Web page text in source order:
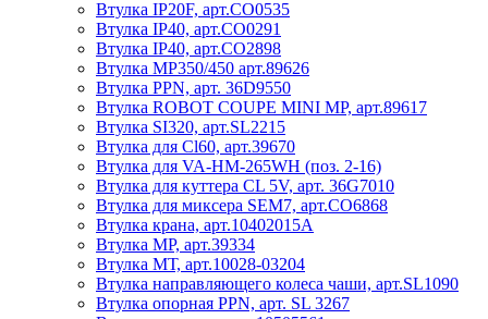
Втулка IP20F, арт.CO0535
Втулка IP40, арт.CO0291
Втулка IP40, арт.CO2898
Втулка MP350/450 арт.89626
Втулка PPN, арт. 36D9550
Втулка ROBOT COUPE MINI MP, арт.89617
Втулка SI320, арт.SL2215
Втулка для Cl60, арт.39670
Втулка для VA-HM-265WH (поз. 2-16)
Втулка для куттера CL 5V, арт. 36G7010
Втулка для миксера SEM7, арт.CO6868
Втулка крана, арт.10402015A
Втулка МР, арт.39334
Втулка МТ, арт.10028-03204
Втулка направляющего колеса чаши, арт.SL1090
Втулка опорная PPN, арт. SL 3267